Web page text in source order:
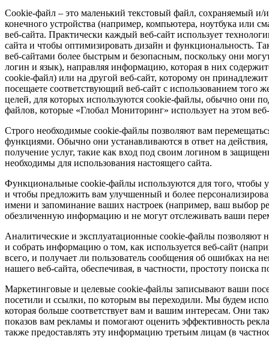
Cookie-файл – это маленький текстовый файл, сохраняемый
конечного устройства (например, компьютера, ноутбука или
веб-сайта. Практически каждый веб-сайт использует
сайта и чтобы оптимизировать дизайн и функциональность.
веб-сайтами более быстрым и безопасным, поскольку они
логин и язык), направляя информацию, которая в них
cookie-файл) или на другой веб-сайт, которому он
посещаете соответствующий веб-сайт с использованием того
целей, для которых используются cookie-файлы, обычно они
файлов, которые «Глобал Мониторинг» использует на этом
Строго необходимые cookie-файлы позволяют вам
функциями. Обычно они устанавливаются в ответ на
получение услуг, такие как вход под своим логином в
необходимы для использования настоящего сайта.
Функциональные cookie-файлы используются для того, чтобы
и чтобы предложить вам улучшенный и более
имени и запоминание ваших настроек (например, ваш выбор
обезличенную информацию и не могут отслеживать ваши
Аналитические и эксплуатационные cookie-файлы позволяют
и собрать информацию о том, как используется веб-сайт
всего, и получает ли пользователь сообщения об ошибках на
нашего веб-сайта, обеспечивая, в частности, простоту поиска
Маркетинговые и целевые cookie-файлы записывают ваши
посетили и ссылки, по которым вы переходили. Мы будем
которая больше соответствует вам и вашим интересам. Они
показов вам рекламы и помогают оценить эффективность
также предоставлять эту информацию третьим лицам (в